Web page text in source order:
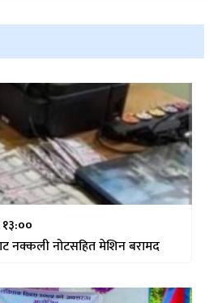
नक्कली नोटसहित मेशिन बरामद